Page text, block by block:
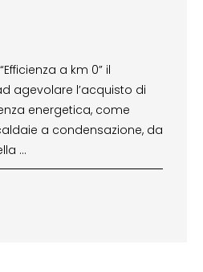
a km 0” il
agevolare l’acquisto di
energetica, come
a condensazione, da
…